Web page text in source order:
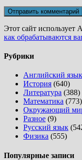
Этот сайт использует
как обрабатываются
Рубрики
Английский язык
История (640)
Литература (388)
Математика (773)
Окружающий
Разное (9)
Русский язык
Физика (555)
Популярные записи